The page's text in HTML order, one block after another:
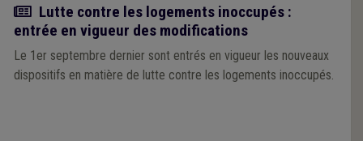
Actualité
Lutte contre les logements inoccupés :
entrée en vigueur des modifications
Le 1er septembre dernier sont entrés en vigueur les nouveaux
dispositifs en matière de lutte contre les logements inoccupés.